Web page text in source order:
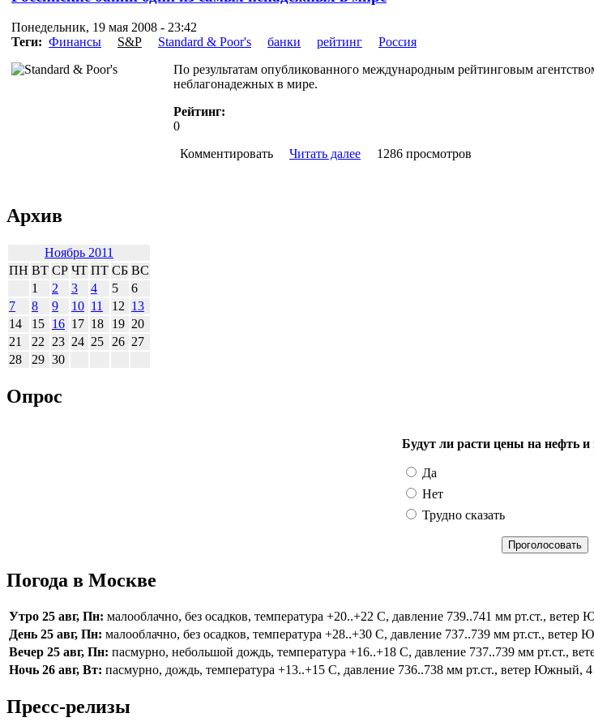
Понедельник, 19 мая 2008 - 23:42
Теги: Финансы S&P Standard & Poor's банки рейтинг
Россия
По результатам опубликованного международным рейтинговым
неблагонадежных в мире.
Рейтинг:
0
Комментировать
Читать далее 1286 просмотров
Архив
Ноябрь 2011
ПН ВТ СР ЧТ ПТ СБ ВС
1
2 3 4 5
6
7
8 9 10 11 12 13
14
15 16 17 18 19 20
21
22 23 24 25 26 27
28
29 30
Опрос
Будут ли расти цены на нефть
Да
Нет
Трудно сказать
Погода в Москве
Утро 25 авг, Пн: малооблачно, без осадков, температура +20..+22 С, давление 739..741 мм рт.ст.,
День 25 авг, Пн: малооблачно, без осадков, температура +28..+30 С, давление 737..739 мм рт.ст., ветер
Вечер 25 авг, Пн: пасмурно, небольшой дождь, температура +16..+18 С, давление 737..739 мм рт.ст.,
Ночь 26 авг, Вт: пасмурно, дождь, температура +13..+15 С, давление 736..738 мм рт.ст., ветер Южный,
Пресс-релизы